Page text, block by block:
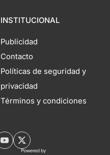
INSTITUCIONAL
Publicidad
Contacto
Políticas de seguridad y
privacidad
Términos y condiciones